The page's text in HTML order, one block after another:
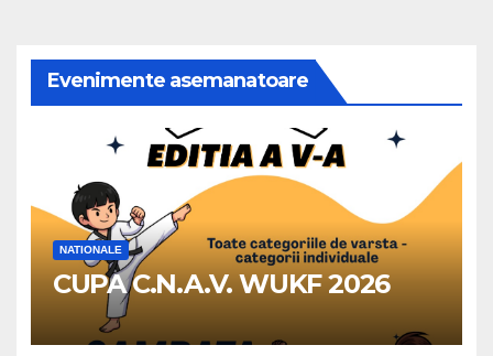
Evenimente asemanatoare
NATIONALE
CUPA C.N.A.V. WUKF 2026